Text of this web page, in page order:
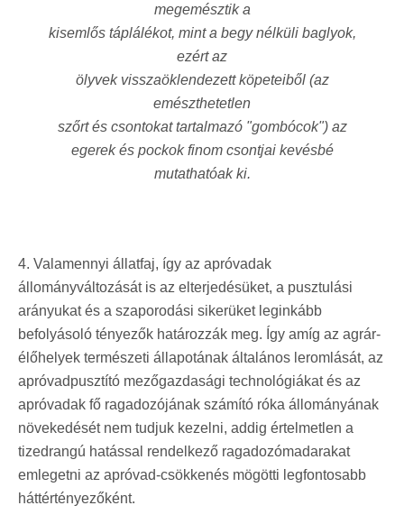
megemésztik a
kisemlős táplálékot, mint a begy nélküli baglyok,
ezért az
ölyvek visszaöklendezett köpeteiből (az
emészthetetlen
szőrt és csontokat tartalmazó "gombócok") az
egerek és pockok finom csontjai kevésbé
mutathatóak ki.
4. Valamennyi állatfaj, így az apróvadak
állományváltozását is az elterjedésüket, a pusztulási
arányukat és a szaporodási sikerüket leginkább
befolyásoló tényezők határozzák meg. Így amíg az agrár-
élőhelyek természeti állapotának általános leromlását, az
apróvadpusztító mezőgazdasági technológiákat és az
apróvadak fő ragadozójának számító róka állományának
növekedését nem tudjuk kezelni, addig értelmetlen a
tizedrangú hatással rendelkező ragadozómadarakat
emlegetni az apróvad-csökkenés mögötti legfontosabb
háttértényezőként.